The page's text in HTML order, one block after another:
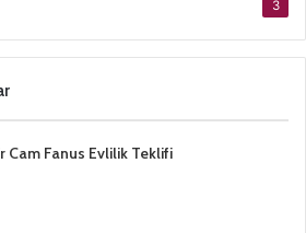
3
Cam Fanus Evlilik Teklifi